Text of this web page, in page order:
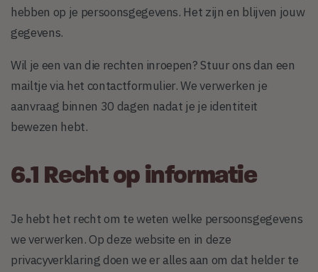
hebben op je persoonsgegevens. Het zijn en blijven jouw
gegevens.
Wil je een van die rechten inroepen? Stuur ons dan een
mailtje via het contactformulier. We verwerken je
aanvraag binnen 30 dagen nadat je je identiteit
bewezen hebt.
6.1 Recht op informatie
Je hebt het recht om te weten welke persoonsgegevens
we verwerken. Op deze website en in deze
privacyverklaring doen we er alles aan om dat helder te